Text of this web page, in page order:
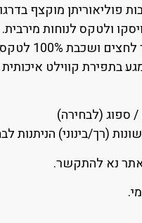
פוליאוריתן מוקצף
ולטקס לנוחות מירבית.
100% לטקס.
בתפירת קווילט
ספוג (לבחירה)
(רך/בינוני) הניתנות
נא להתקשר.